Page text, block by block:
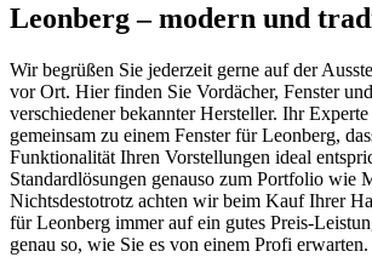
Leonberg – modern und
Wir begrüßen Sie jederzeit gerne auf der
vor Ort. Hier finden Sie Vordächer, Fenster
verschiedener bekannter Hersteller. Ihr
gemeinsam zu einem Fenster für Leonberg,
Funktionalität Ihren Vorstellungen ideal
Standardlösungen genauso zum Portfolio wie
Nichtsdestotrotz achten wir beim Kauf Ihrer
für Leonberg immer auf ein gutes Preis-
genau so, wie Sie es von einem Profi erwarten.